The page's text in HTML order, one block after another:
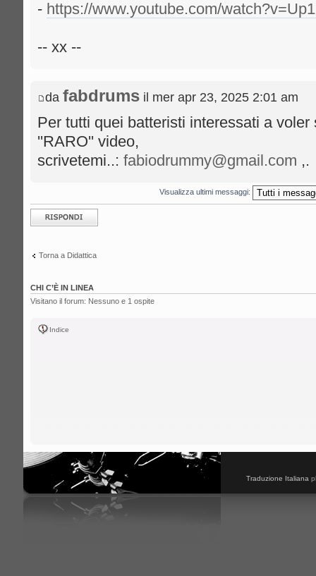
- https://www.youtube.com/
-- xx --
da fabdrums il mer apr 23, 2025 2:01 am
Per tutti quei batteristi interessati a voler
''RARO'' video,
scrivetemi..: fabiodrummy@gmail.com ,.
Visualizza ultimi messaggi:
Rispondi al
messaggio
Torna a Didattica
CHI C’È IN LINEA
Visitano il forum: Nessuno e 1 ospite
Indice
Traduzione Italiana